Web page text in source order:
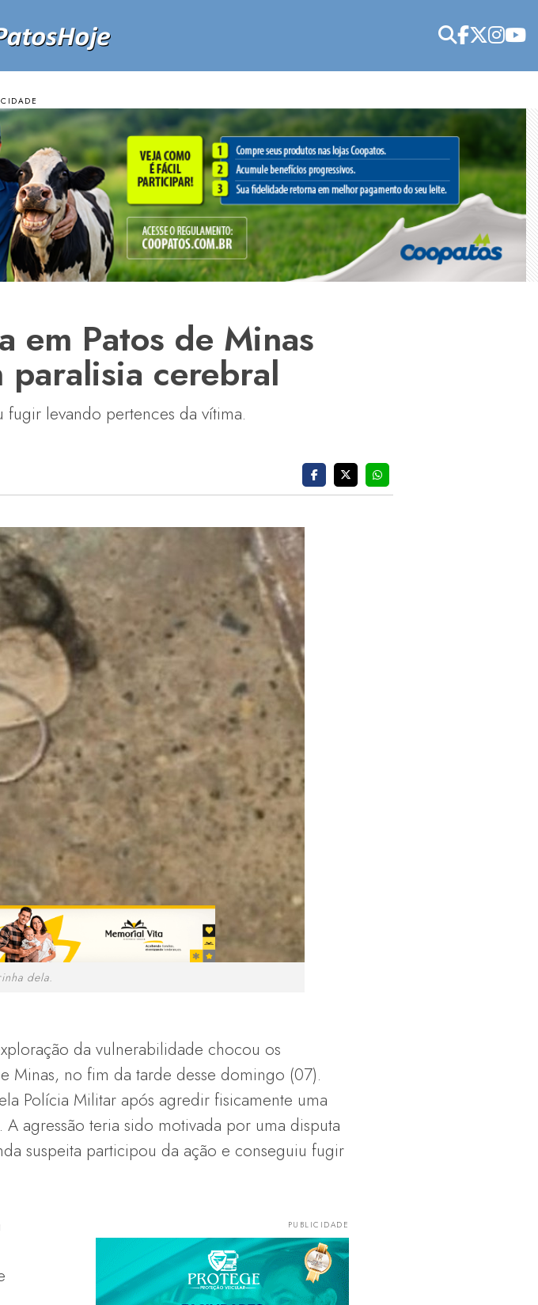
em Patos de Minas
cerebral
levando pertences da vítima.
dela.
da vulnerabilidade chocou os
Minas, no fim da tarde desse domingo (07).
Polícia Militar após agredir fisicamente uma
agressão teria sido motivada por uma disputa
suspeita participou da ação e conseguiu fugir